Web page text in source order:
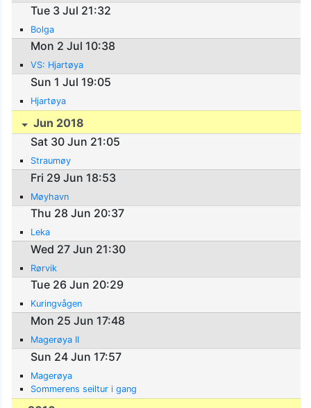
Tue 3 Jul 21:32
Bolga
Mon 2 Jul 10:38
VS: Hjartøya
Sun 1 Jul 19:05
Hjartøya
Jun 2018
Sat 30 Jun 21:05
Straumøy
Fri 29 Jun 18:53
Møyhavn
Thu 28 Jun 20:37
Leka
Wed 27 Jun 21:30
Rørvik
Tue 26 Jun 20:29
Kuringvågen
Mon 25 Jun 17:48
Magerøya II
Sun 24 Jun 17:57
Magerøya
Sommerens seiltur i gang